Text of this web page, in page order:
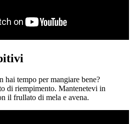
hai tempo per mangiare bene?
di riempimento. Mantenetevi in
il frullato di mela e avena.